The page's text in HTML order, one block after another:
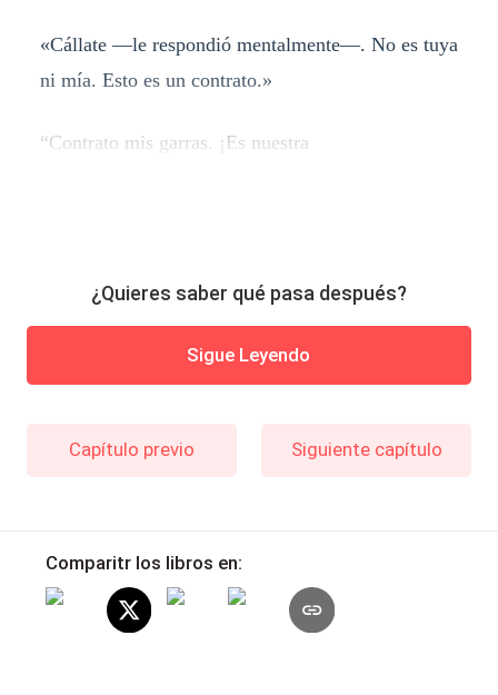
«Cállate —le respondió mentalmente—. No es tuya
ni mía. Esto es un contrato.»
“Contrato mis garras. ¡Es nuestra
¿Quieres saber qué pasa después?
Sigue Leyendo
Capítulo previo Siguiente capítulo
Comparitr los libros en: